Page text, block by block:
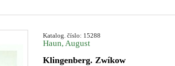
Katalog. číslo: 15288
Haun, August
Klingenberg. Zwíkow